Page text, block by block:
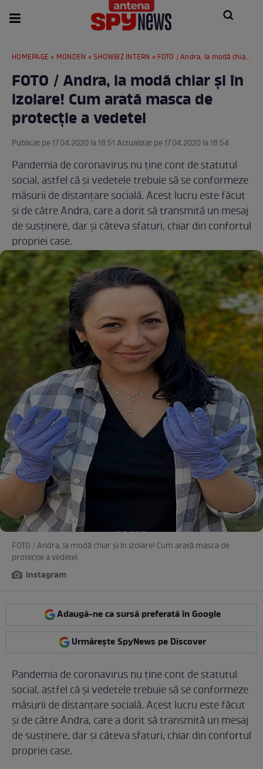
HOMEPAGE » MONDEN »SHOWBIZ INTERN » FOTO / Andra, la modă chiar și în izolare! Cum arată masca de protecție a vedetei
FOTO / Andra, la modă chiar și în
izolare! Cum arată masca de
protecție a vedetei
Publicat pe 17.04.2020 la 18:51 Actualizat pe 17.04.2020 la 18:54
Pandemia de coronavirus nu ține cont de statutul
social, astfel că și vedetele trebuie să se conformeze
măsurii de distanțare socială. Acest lucru este făcut
și de către Andra, care a dorit să transmită un mesaj
de susținere, dar și câteva sfaturi, chiar din confortul
propriei case.
FOTO / Andra, la modă chiar și în izolare! Cum arată masca de
protecție a vedetei
instagram
Adaugă-ne ca sursă preferată în Google
Urmărește SpyNews pe Discover
Pandemia de coronavirus nu ține cont de statutul
social, astfel că și vedetele trebuie să se conformeze
măsurii de distanțare socială. Acest lucru este făcut
și de către Andra, care a dorit să transmită un mesaj
de susținere, dar și câteva sfaturi, chiar din confortul
propriei case.